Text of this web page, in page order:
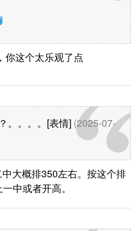
你这个太乐观了点
。。。。[表情] (2025-07-
大概排350左右。按这个排
中或者开高。